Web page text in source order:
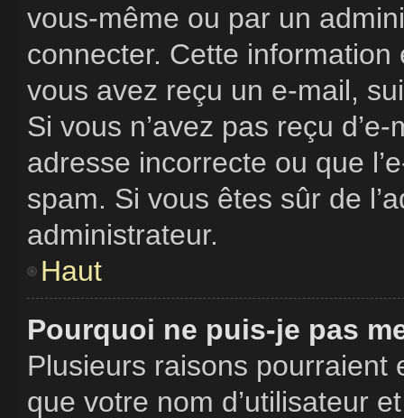
vous-même ou par un
connecter. Cette information
vous avez reçu un e-mail,
Si vous n’avez pas reçu
adresse incorrecte ou que
spam. Si vous êtes sûr de
administrateur.
Haut
Pourquoi ne puis-je pas
Plusieurs raisons pourraient
que votre nom d’utilisateur